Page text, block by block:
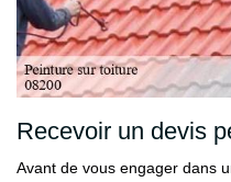
Recevoir un devis
Avant de vous engager dans